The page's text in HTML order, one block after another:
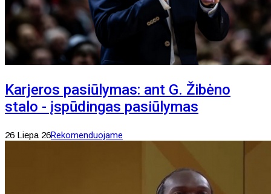
Karjeros pasiūlymas: ant G. Žibėno
stalo - įspūdingas pasiūlymas
26 Liepa 26Rekomenduojame